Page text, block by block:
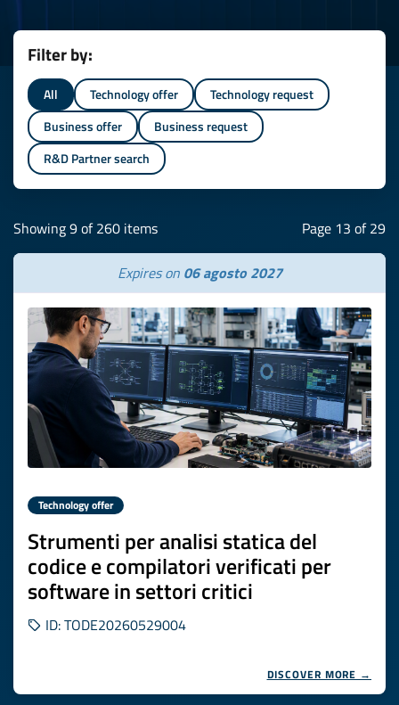
Filter by:
All Technology offer
Technology request
Business offer
Business request
R&D Partner search
Showing 9 of 260 items Page 13 of 29
Expires on 06 agosto 2027
Technology offer
Strumenti per analisi statica del
codice e compilatori verificati per
software in settori critici
ID: TODE20260529004
DISCOVER MORE →